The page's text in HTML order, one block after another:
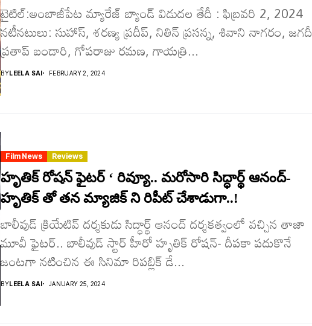
టైటిల్‌:అంబాజీపేట మ్యారేజ్ బ్యాండ్ విడుదల తేదీ : ఫిబ్రవరి 2, 2024
నటీనటులు: సుహాస్, శరణ్య ప్రదీప్, నితిన్ ప్రసన్న, శివాని నాగరం,
ప్రతాప్ బండారి, గోపరాజు రమణ, గాయత్రి...
BYLEELA SAI FEBRUARY 2, 2024
Film News Reviews
హృతిక్ రోష‌న్ ఫైట‌ర్ ‘ రివ్యూ.. మరోసారి సిద్ధార్థ్‌ ఆనంద్-
హృతిక్ తో తన మ్యాజిక్ ని రిపీట్ చేశాడుగా..!
బాలీవుడ్ క్రియేటివ్ దర్శకుడు సిద్ధార్థ్‌ ఆనంద్ దర్శకత్వంలో వచ్చిన తాజా
మూవీ ఫైటర్.. బాలీవుడ్ స్టార్ హీరో హృతిక్ రోషన్- దీపకా పదుకొనే
జంటగా నటించిన ఈ సినిమా రిపబ్లిక్ డే...
BYLEELA SAI JANUARY 25, 2024